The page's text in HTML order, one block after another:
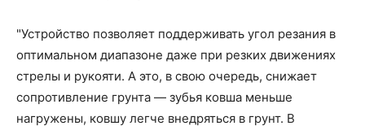
"Устройство позволяет поддерживать угол резания в
оптимальном диапазоне даже при резких движениях
стрелы и рукояти. А это, в свою очередь, снижает
сопротивление грунта — зубья ковша меньше
нагружены, ковшу легче внедряться в грунт. В